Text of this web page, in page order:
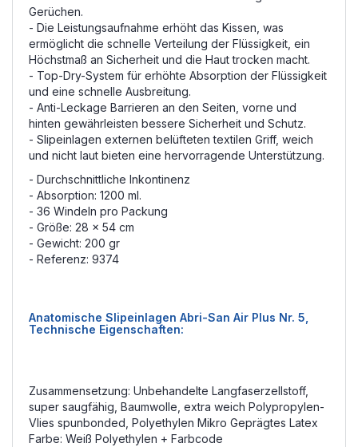
Gerüchen.
- Die Leistungsaufnahme erhöht das Kissen, was
ermöglicht die schnelle Verteilung der Flüssigkeit, ein
Höchstmaß an Sicherheit und die Haut trocken macht.
- Top-Dry-System für erhöhte Absorption der Flüssigkeit
und eine schnelle Ausbreitung.
- Anti-Leckage Barrieren an den Seiten, vorne und
hinten gewährleisten bessere Sicherheit und Schutz.
- Slipeinlagen externen belüfteten textilen Griff, weich
und nicht laut bieten eine hervorragende Unterstützung.
- Durchschnittliche Inkontinenz
- Absorption: 1200 ml.
- 36 Windeln pro Packung
- Größe: 28 x 54 cm
- Gewicht: 200 gr
- Referenz: 9374
Anatomische Slipeinlagen Abri-San Air Plus Nr. 5,
Technische Eigenschaften:
Zusammensetzung: Unbehandelte Langfaserzellstoff,
super saugfähig, Baumwolle, extra weich Polypropylen-
Vlies spunbonded, Polyethylen Mikro Geprägtes Latex
Farbe: Weiß Polyethylen + Farbcode